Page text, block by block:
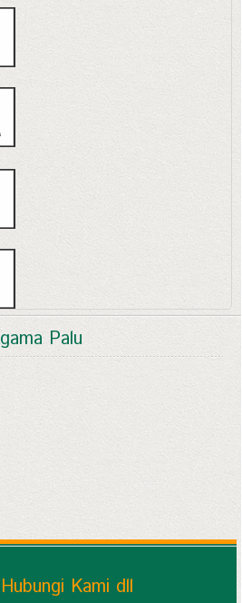
Palu
Kami dll